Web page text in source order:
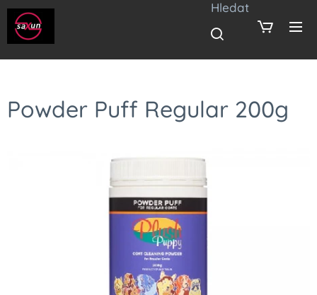
Hledat
Powder Puff Regular 200g